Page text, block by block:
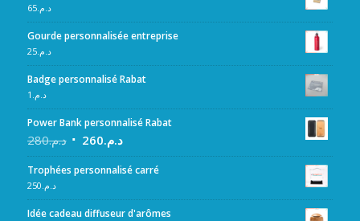
د.م.65
Gourde personnalisée entreprise
د.م.25
Badge personnalisé Rabat
د.م. 1
Power Bank personnalisé Rabat
د.م.280 د.م.260
Trophées personnalisé carré
د.م. 250
Idée cadeau diffuseur d'arômes